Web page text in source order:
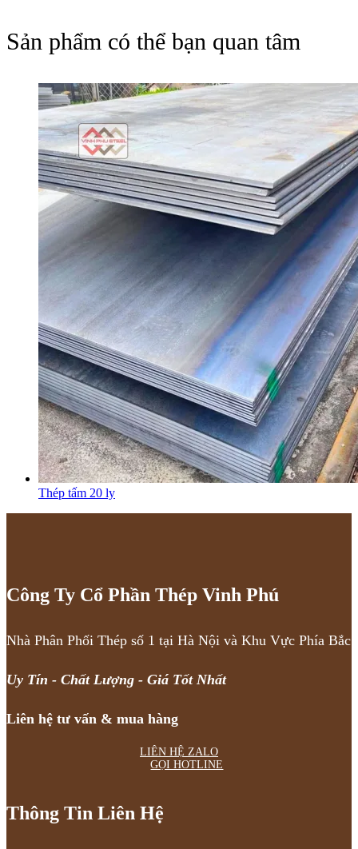
Sản phẩm có thể bạn quan tâm
Thép tấm 20 ly
Công Ty Cổ Phần Thép Vinh Phú
Nhà Phân Phối Thép số 1 tại Hà Nội và Khu Vực Phía Bắc
Uy Tín - Chất Lượng - Giá Tốt Nhất
Liên hệ tư vấn & mua hàng
LIÊN HỆ ZALO
GỌI HOTLINE
Thông Tin Liên Hệ